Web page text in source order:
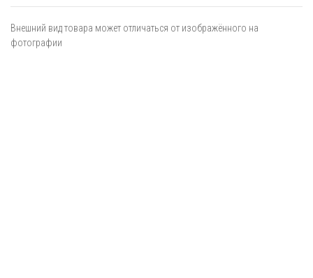
Внешний вид товара может отличаться от изображённого на
фотографии